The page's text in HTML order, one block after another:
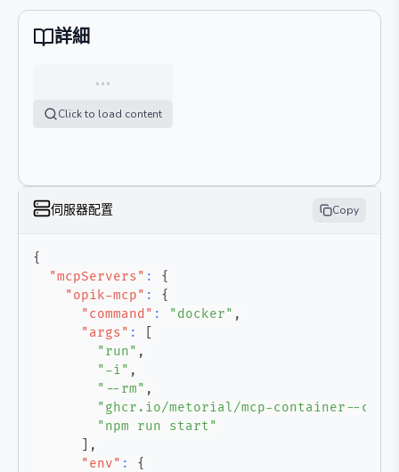
詳細
…
Click to load content
伺服器配置 Copy
{
"mcpServers" :
{
"opik-mcp" :
{
"command" : "docker" ,
"args" :
"run" ,
"-i" ,
"--rm" ,
"ghcr.io/metorial/mcp-container--
"npm run start"
,
"env" :
{